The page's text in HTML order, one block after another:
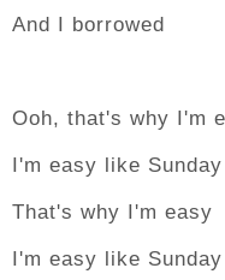
And I borrowed
Ooh, that's why I'm
I'm easy like
That's why I'm easy
I'm easy like